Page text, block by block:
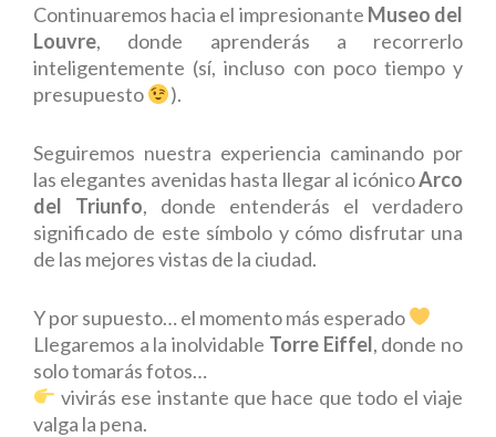
Continuaremos hacia el impresionante Museo del
Louvre, donde aprenderás a recorrerlo
inteligentemente (sí, incluso con poco tiempo y
presupuesto
).
Seguiremos nuestra experiencia caminando por
las elegantes avenidas hasta llegar al icónicoArco
del Triunfo, donde entenderás el verdadero
significado de este símbolo y cómo disfrutar una
de las mejores vistas de la ciudad.
Y por supuesto… el momento más esperado
Llegaremos a la inolvidable Torre Eiffel, donde no
solo tomarás fotos…
vivirás ese instante que hace que todo el viaje
valga la pena.